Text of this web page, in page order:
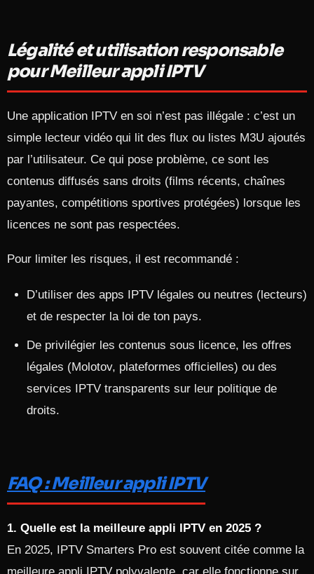
Légalité et utilisation responsable
pour Meilleur appli IPTV
Une application IPTV en soi n’est pas illégale : c’est un
simple lecteur vidéo qui lit des flux ou listes M3U ajoutés
par l’utilisateur. Ce qui pose problème, ce sont les
contenus diffusés sans droits (films récents, chaînes
payantes, compétitions sportives protégées) lorsque les
licences ne sont pas respectées.​
Pour limiter les risques, il est recommandé :
D’utiliser des apps IPTV légales ou neutres (lecteurs)
et de respecter la loi de ton pays.​
De privilégier les contenus sous licence, les offres
légales (Molotov, plateformes officielles) ou des
services IPTV transparents sur leur politique de
droits.​
FAQ : Meilleur appli IPTV
1. Quelle est la meilleure appli IPTV en 2025 ?
En 2025, IPTV Smarters Pro est souvent citée comme la